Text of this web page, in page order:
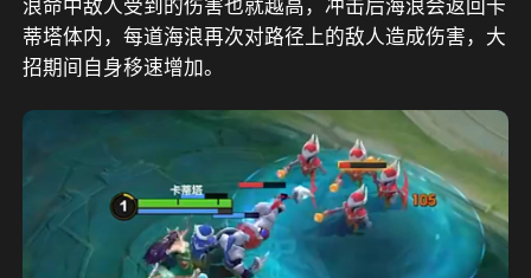
浪命中敌人受到的伤害也就越高，冲击后海浪会返回卡
蒂塔体内，每道海浪再次对路径上的敌人造成伤害，大
招期间自身移速增加。